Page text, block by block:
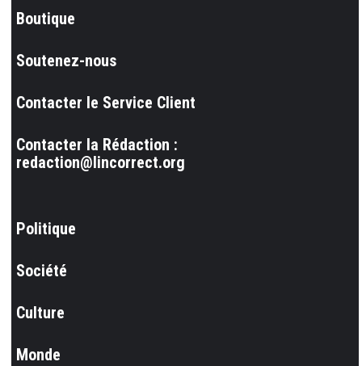
Boutique
Soutenez-nous
Contacter le Service Client
Contacter la Rédaction :
redaction@lincorrect.org
Politique
Société
Culture
Monde